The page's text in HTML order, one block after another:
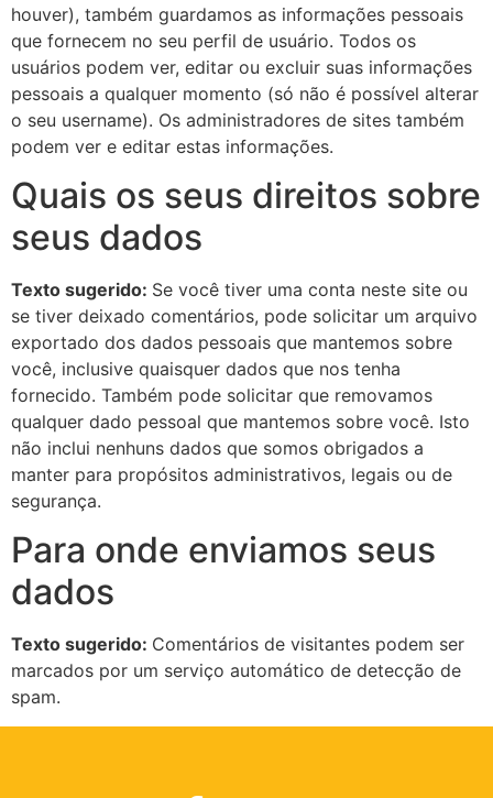
houver), também guardamos as informações pessoais
que fornecem no seu perfil de usuário. Todos os
usuários podem ver, editar ou excluir suas informações
pessoais a qualquer momento (só não é possível alterar
o seu username). Os administradores de sites também
podem ver e editar estas informações.
Quais os seus direitos sobre
seus dados
Texto sugerido: Se você tiver uma conta neste site ou
se tiver deixado comentários, pode solicitar um arquivo
exportado dos dados pessoais que mantemos sobre
você, inclusive quaisquer dados que nos tenha
fornecido. Também pode solicitar que removamos
qualquer dado pessoal que mantemos sobre você. Isto
não inclui nenhuns dados que somos obrigados a
manter para propósitos administrativos, legais ou de
segurança.
Para onde enviamos seus
dados
Texto sugerido: Comentários de visitantes podem ser
marcados por um serviço automático de detecção de
spam.